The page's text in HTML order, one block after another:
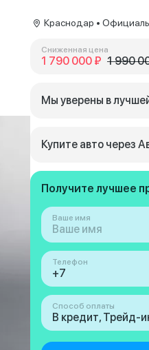
Краснодар •
Сниженная цена
1 790 000 ₽ 1 990
Мы уверены в
Купите авто через
Получите лучшее
Ваше имя
Телефон
Способ оплаты
В кредит, Трейд-